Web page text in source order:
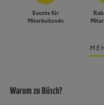
Events für
Mitarbeitende
Warum zu Büsch?